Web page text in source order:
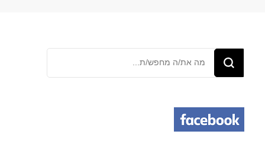
מחפש/ת
משהו?